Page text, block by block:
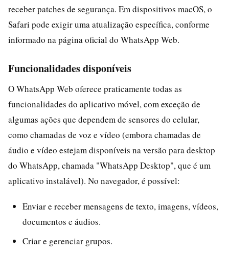
receber patches de segurança. Em dispositivos macOS, o
Safari pode exigir uma atualização específica, conforme
informado na página oficial do WhatsApp Web.
Funcionalidades disponíveis
O WhatsApp Web oferece praticamente todas as
funcionalidades do aplicativo móvel, com exceção de
algumas ações que dependem de sensores do celular,
como chamadas de voz e vídeo (embora chamadas de
áudio e vídeo estejam disponíveis na versão para desktop
do WhatsApp, chamada "WhatsApp Desktop", que é um
aplicativo instalável). No navegador, é possível:
Enviar e receber mensagens de texto, imagens, vídeos,
documentos e áudios.
Criar e gerenciar grupos.